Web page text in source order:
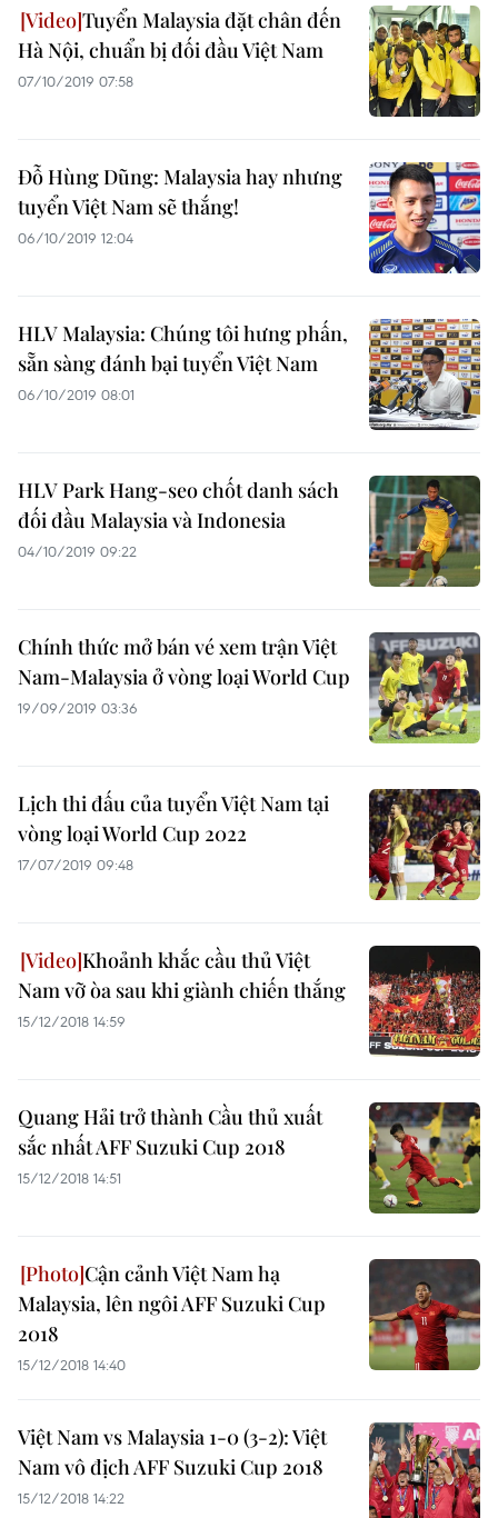
Tuyển Malaysia đặt chân đến
Hà Nội, chuẩn bị đối đầu Việt Nam
07/10/2019 07:58
Đỗ Hùng Dũng: Malaysia hay nhưng
tuyển Việt Nam sẽ thắng!
06/10/2019 12:04
HLV Malaysia: Chúng tôi hưng phấn,
sẵn sàng đánh bại tuyển Việt Nam
06/10/2019 08:01
HLV Park Hang-seo chốt danh sách
đối đầu Malaysia và Indonesia
04/10/2019 09:22
Chính thức mở bán vé xem trận Việt
Nam-Malaysia ở vòng loại World Cup
19/09/2019 03:36
Lịch thi đấu của tuyển Việt Nam tại
vòng loại World Cup 2022
17/07/2019 09:48
Khoảnh khắc cầu thủ Việt
Nam vỡ òa sau khi giành chiến thắng
15/12/2018 14:59
Quang Hải trở thành Cầu thủ xuất
sắc nhất AFF Suzuki Cup 2018
15/12/2018 14:51
Cận cảnh Việt Nam hạ
Malaysia, lên ngôi AFF Suzuki Cup
2018
15/12/2018 14:40
Việt Nam vs Malaysia 1-0 (3-2): Việt
Nam vô địch AFF Suzuki Cup 2018
15/12/2018 14:22